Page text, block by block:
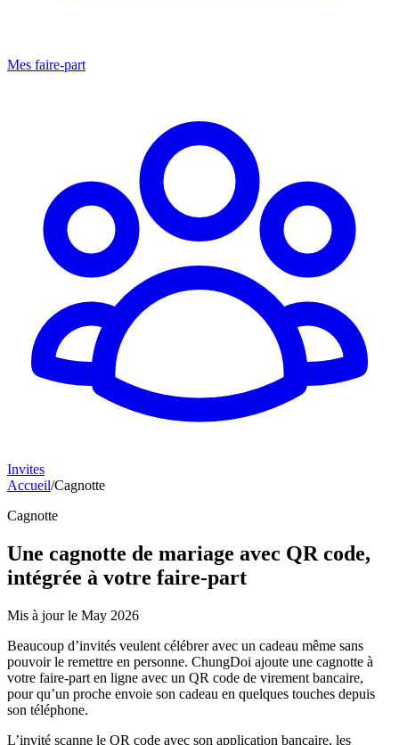
Mes faire-part
Invites
Accueil/Cagnotte
Cagnotte
Une cagnotte de mariage avec QR code,
intégrée à votre faire-part
Mis à jour le May 2026
Beaucoup d’invités veulent célébrer avec un cadeau même sans
pouvoir le remettre en personne. ChungDoi ajoute une cagnotte à
votre faire-part en ligne avec un QR code de virement bancaire,
pour qu’un proche envoie son cadeau en quelques touches depuis
son téléphone.
L’invité scanne le QR code avec son application bancaire, les